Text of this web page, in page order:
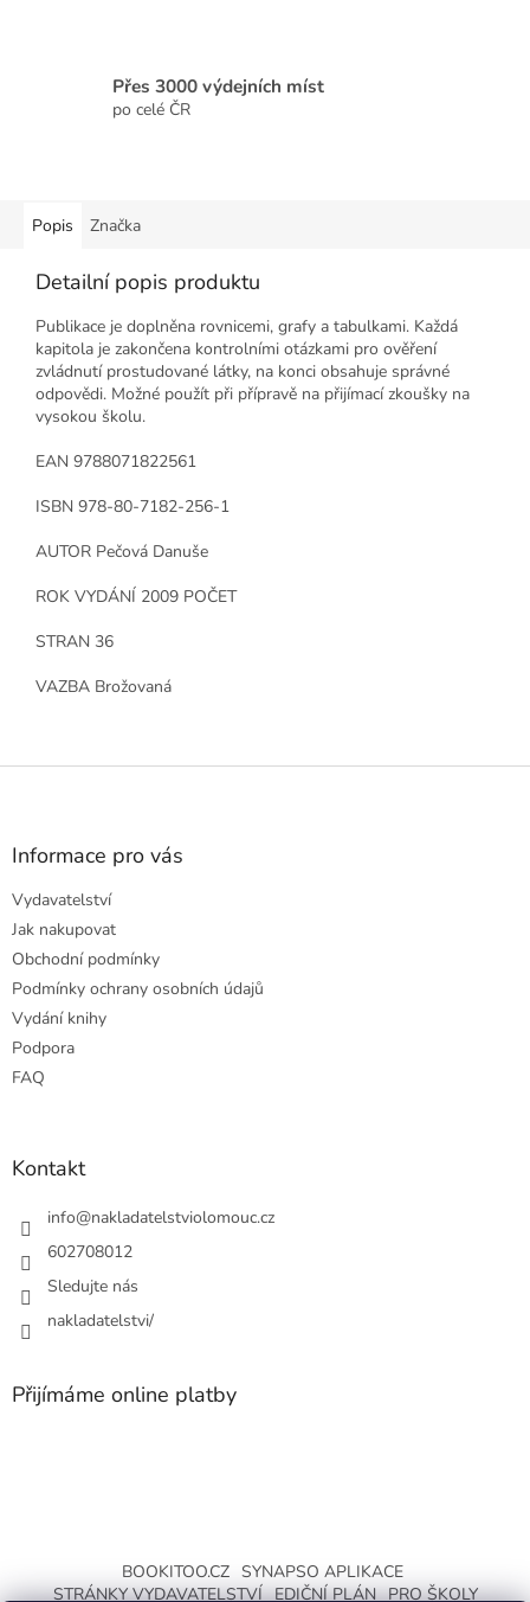
Přes 3000 výdejních míst
po celé ČR
Popis Značka
Detailní popis produktu
Publikace je doplněna rovnicemi, grafy a tabulkami. Každá
kapitola je zakončena kontrolními otázkami pro ověření
zvládnutí prostudované látky, na konci obsahuje správné
odpovědi. Možné použít při přípravě na přijímací zkoušky na
vysokou školu.
EAN 9788071822561
ISBN 978-80-7182-256-1
AUTOR Pečová Danuše
ROK VYDÁNÍ 2009 POČET
STRAN 36
VAZBA Brožovaná
Z
Informace pro vás
Vydavatelství
Jak nakupovat
Obchodní podmínky
Podmínky ochrany osobních údajů
Vydání knihy
Podpora
FAQ
Kontakt
info@nakladatelstviolomouc.cz
602708012
Sledujte nás
nakladatelstvi/
Přijímáme online platby
BOOKITOO.CZ SYNAPSO APLIKACE
STRÁNKY VYDAVATELSTVÍ EDIČNÍ PLÁN PRO ŠKOLY